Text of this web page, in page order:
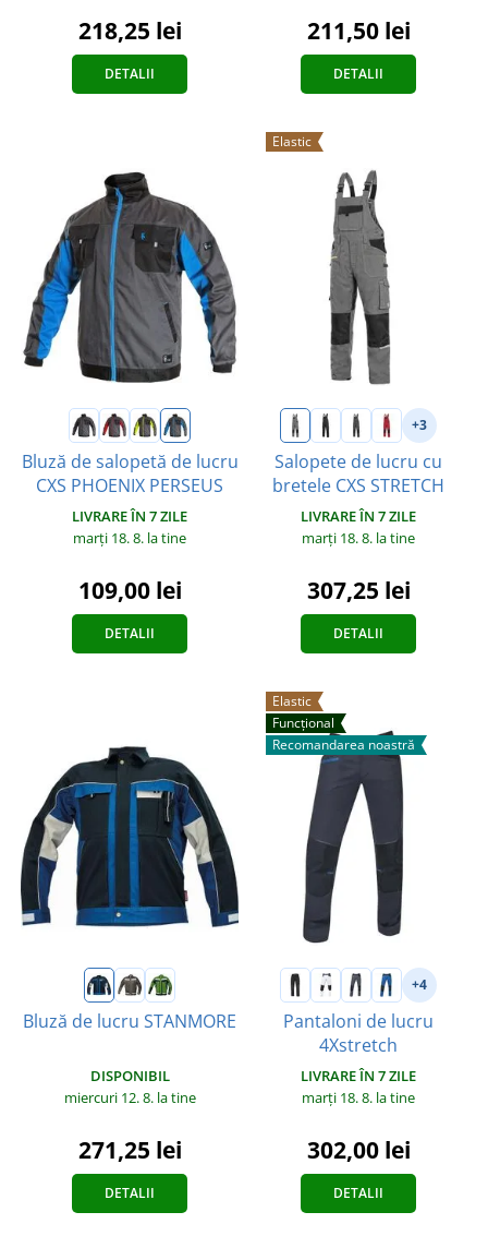
218,25 lei
DETALII
211,50 lei
DETALII
Bluză de salopetă de lucru
CXS PHOENIX PERSEUS
LIVRARE ÎN 7 ZILE
marți 18. 8. la tine
109,00 lei
DETALII
Elastic
+3
Salopete de lucru cu
bretele CXS STRETCH
LIVRARE ÎN 7 ZILE
marți 18. 8. la tine
307,25 lei
DETALII
Bluză de lucru STANMORE
DISPONIBIL
miercuri 12. 8. la tine
271,25 lei
DETALII
Elastic
Funcțional
Recomandarea noastră
+4
Pantaloni de lucru
4Xstretch
LIVRARE ÎN 7 ZILE
marți 18. 8. la tine
302,00 lei
DETALII